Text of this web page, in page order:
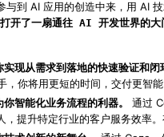
到 AI 应用的创造中来，用 AI
开了一扇通往 AI 开发世界的大
现从需求到落地的快速验证和闭
你将用更短的时间，交付更智能
智能化业务流程的利器。
通过
，提升特定行业的客户服务效率